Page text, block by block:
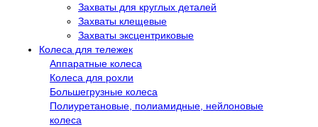
Захваты для круглых деталей
Захваты клещевые
Захваты эксцентриковые
Колеса для тележек
Аппаратные колеса
Колеса для рохли
Большегрузные колеса
Полиуретановые, полиамидные, нейлоновые
колеса